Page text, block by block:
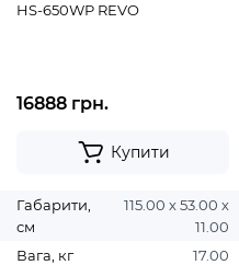
HS-650WP REVO
16888 грн.
Купити
Габарити,
см
115.00 х 53.00 х
11.00
Вага, кг
17.00